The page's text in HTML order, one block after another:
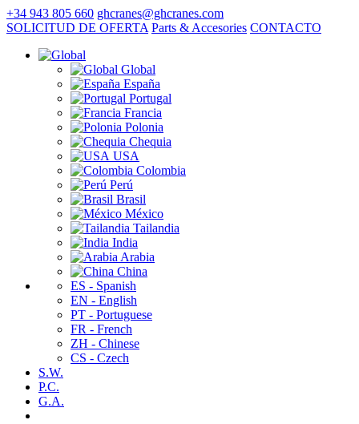
+34 943 805 660 ghcranes@ghcranes.com
SOLICITUD DE OFERTA Parts & Accesories CONTACTO
Global
España
Portugal
Francia
Polonia
Chequia
USA
Colombia
Perú
Brasil
México
Tailandia
India
Arabia
China
ES - Spanish
EN - English
PT - Portuguese
FR - French
ZH - Chinese
CS - Czech
S.W.
P.C.
G.A.